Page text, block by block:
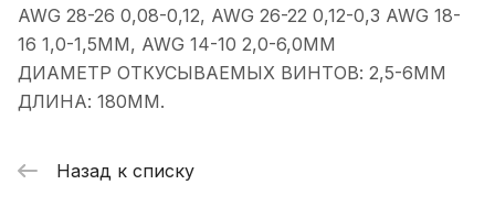
AWG 28-26 0,08-0,12, AWG 26-22 0,12-0,3 AWG 18-
16 1,0-1,5MM, AWG 14-10 2,0-6,0MM
ДИАМЕТР ОТКУСЫВАЕМЫХ ВИНТОВ: 2,5-6ММ
ДЛИНА: 180ММ.
Назад к списку